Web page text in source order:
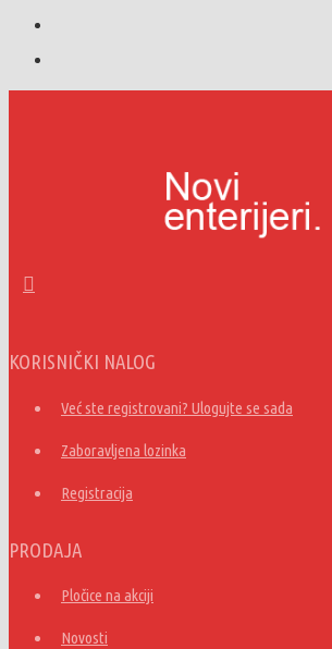
KORISNIČKI NALOG
Već ste registrovani? Ulogujte se sada
Zaboravljena lozinka
Registracija
PRODAJA
Pločice na akciji
Novosti